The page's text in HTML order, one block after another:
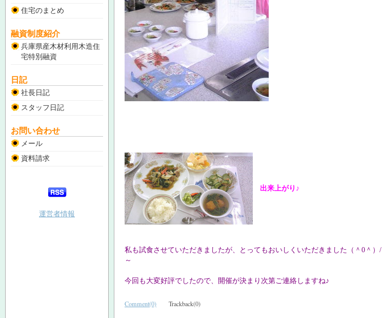
住宅のまとめ
融資制度紹介
兵庫県産木材利用木造住
宅特別融資
日記
社長日記
スタッフ日記
お問い合わせ
メール
資料請求
運営者情報
出来上がり♪
私も試食させていただきましたが、とってもおいしくいただきました（＾0＾）/
～
今回も大変好評でしたので、開催が決まり次第ご連絡しますね♪
Comment(0) Trackback(0)